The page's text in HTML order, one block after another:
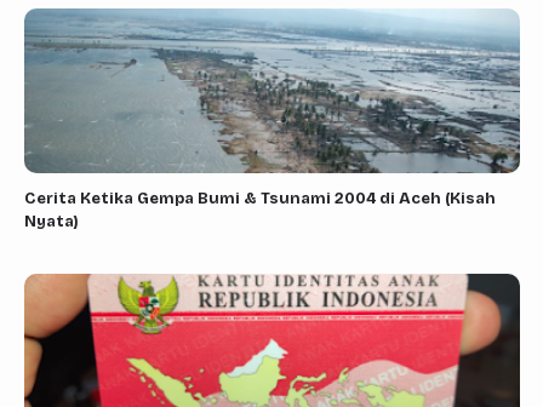
Cerita Ketika Gempa Bumi & Tsunami 2004 di Aceh (Kisah
Nyata)